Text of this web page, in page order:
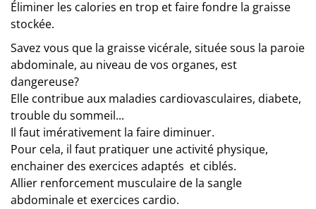
Éliminer les calories en trop et faire fondre la graisse
stockée.
Savez vous que la graisse vicérale, située sous la paroie
abdominale, au niveau de vos organes, est
dangereuse?
Elle contribue aux maladies cardiovasculaires, diabete,
trouble du sommeil...
Il faut imérativement la faire diminuer.
Pour cela, il faut pratiquer une activité physique,
enchainer des exercices adaptés et ciblés.
Allier renforcement musculaire de la sangle
abdominale et exercices cardio.